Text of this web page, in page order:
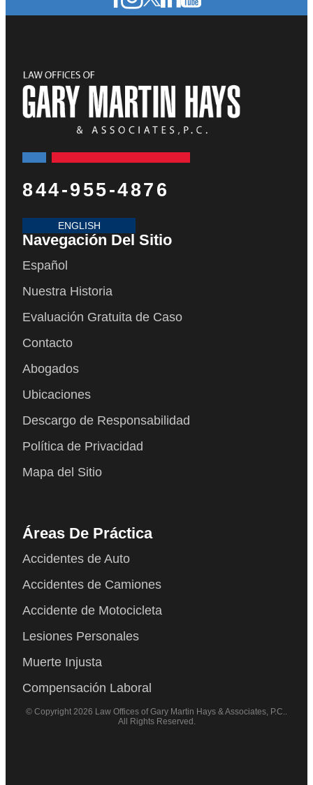
844-955-4876
ENGLISH
Navegación Del Sitio
Español
Nuestra Historia
Evaluación Gratuita de Caso
Contacto
Abogados
Ubicaciones
Descargo de Responsabilidad
Política de Privacidad
Mapa del Sitio
Áreas De Práctica
Accidentes de Auto
Accidentes de Camiones
Accidente de Motocicleta
Lesiones Personales
Muerte Injusta
Compensación Laboral
© Copyright 2026 Law Offices of Gary Martin Hays & Associates, P.C..
All Rights Reserved.